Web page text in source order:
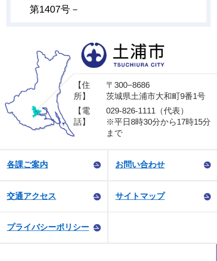
第1407号－
【住
所】
〒300−8686
茨城県土浦市大和町9番1号
【電
話】
029-826-1111（代表）
※平日8時30分から17時15分
まで
各課ご案内 お問い合わせ
交通アクセス サイトマップ
プライバシーポリシー